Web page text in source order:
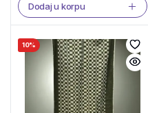
Dodaj u korpu
10%